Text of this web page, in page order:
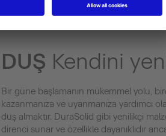
DUŞ Kendini
Bir güne başlamanın mükemmel yolu,
kazanmanıza ve uyanmanıza yardımcı
duş almaktır. DuraSolid gibi yenilikçi
direnci sunar ve özellikle dayanıklıdır